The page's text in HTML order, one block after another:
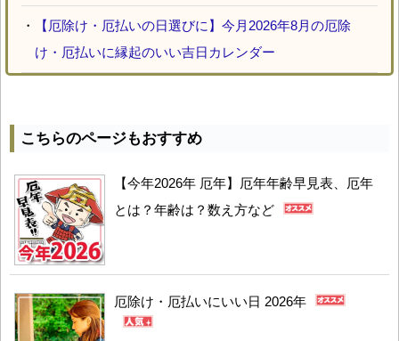
・
【厄除け・厄払いの日選びに】今月2026年8月の厄除
け・厄払いに縁起のいい吉日カレンダー
こちらのページもおすすめ
【今年2026年 厄年】厄年年齢早見表、厄年
とは？年齢は？数え方など
厄除け・厄払いにいい日 2026年